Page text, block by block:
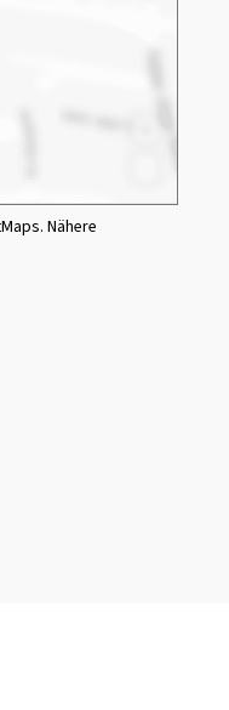
Nähere